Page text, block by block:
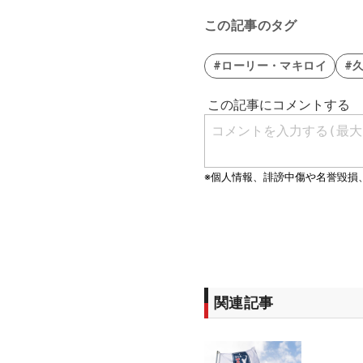
この記事のタグ
#ローリー・マキロイ #
関連記事